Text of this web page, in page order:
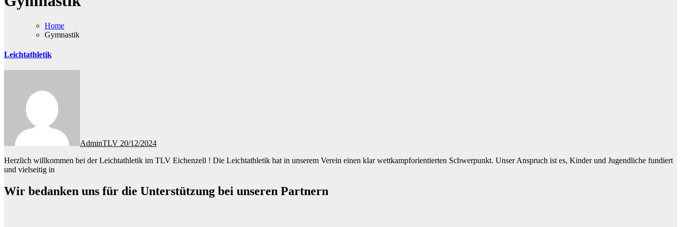
Home
Gymnastik
Leichtathletik
AdminTLV 20/12/2024
Herzlich willkommen bei der Leichtathletik im TLV Eichenzell ! Die Leichtathletik hat in unserem Verein einen klar wettkampforientierten Schwerpunkt. Unser Anspruch ist es, Kinder und Jugendliche fundiert
und vielseitig in
Wir bedanken uns für die Unterstützung bei unseren Partnern